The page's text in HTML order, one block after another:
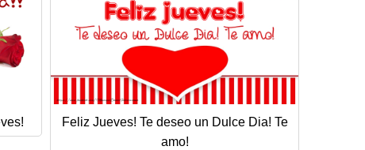
Feliz Jueves! Te deseo un Dulce Dia! Te
amo!